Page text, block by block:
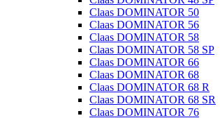
Claas DOMINATOR 50
Claas DOMINATOR 56
Claas DOMINATOR 58
Claas DOMINATOR 58 SP
Claas DOMINATOR 66
Claas DOMINATOR 68
Claas DOMINATOR 68 R
Claas DOMINATOR 68 SR
Claas DOMINATOR 76